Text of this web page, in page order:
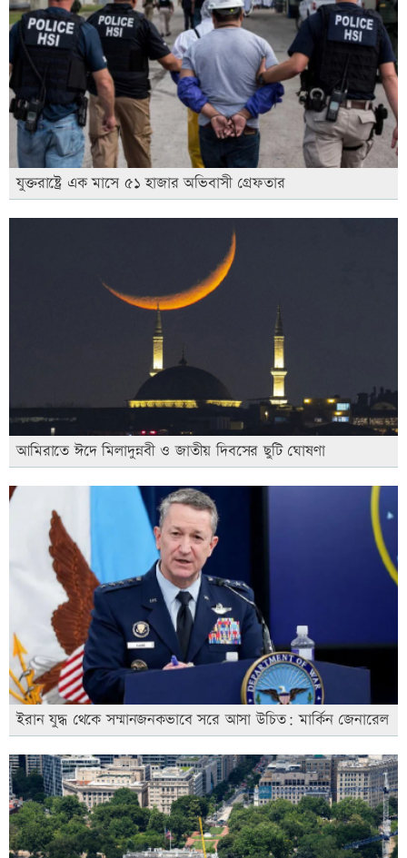
যুক্তরাষ্ট্রে এক মাসে ৫১ হাজার অভিবাসী গ্রেফতার
আমিরাতে ঈদে মিলাদুন্নবী ও জাতীয় দিবসের ছুটি ঘোষণা
ইরান যুদ্ধ থেকে সম্মানজনকভাবে সরে আসা উচিত: মার্কিন জেনারেল